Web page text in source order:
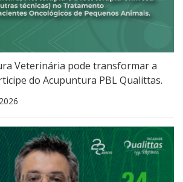
Veterinária pode transformar a
do Acupuntura PBL Qualittas.